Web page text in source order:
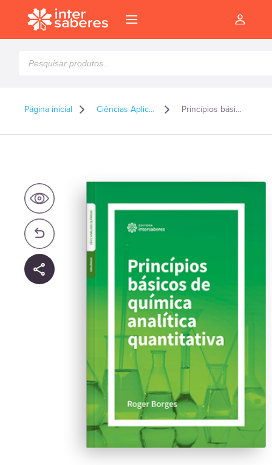
produtos
Página inicial Ciências Aplicadas Princípios básicos de química analítica quantitativa